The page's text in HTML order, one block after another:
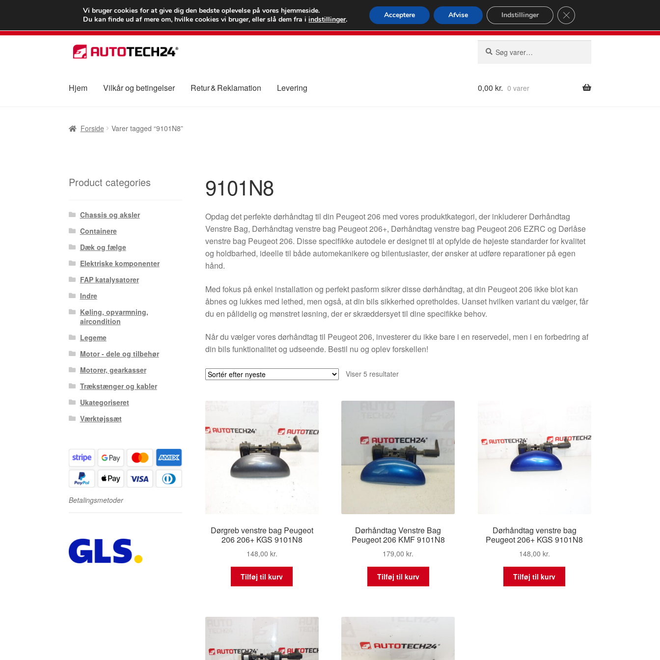
LEVERING fra 55 kr.
FEDEX verdensomspændende forsendelse
80 82 72 02Man-fre 9-16
Spring
til
Spring
til
efter:
Hjem Vilkår og betingelser Retur & Reklamation Levering 0,00 kr. 0 varer
Forside Varer tagged “9101N8”
9101N8
Opdag det perfekte dørhåndtag til din Peugeot 206 med vores produktkategori, der inkluderer Dørhåndtag
Venstre Bag, Dørhåndtag venstre bag Peugeot 206+, Dørhåndtag venstre bag Peugeot 206 EZRC og Dørlåse
venstre bag Peugeot 206. Disse specifikke autodele er designet til at opfylde de højeste standarder for kvalitet
og holdbarhed, ideelle til både automekanikere og bilentusiaster, der ønsker at udføre reparationer på egen
hånd.
Med fokus på enkel installation og perfekt pasform sikrer disse dørhåndtag, at din Peugeot 206 ikke blot kan
åbnes og lukkes med lethed, men også, at din bils sikkerhed opretholdes. Uanset hvilken variant du vælger, får
du en pålidelig og mønstret løsning, der er skræddersyet til dine specifikke behov.
Når du vælger vores dørhåndtag til Peugeot 206, investerer du ikke bare i en reservedel, men i en forbedring af
din bils funktionalitet og udseende. Bestil nu og oplev forskellen!
Viser 5 resultaterSorteret
Dørgreb venstre bag Peugeot
206 206+ KGS 9101N8
148,00 kr.
Tilføj til kurv
Dørhåndtag Venstre Bag
Peugeot 206 KMF 9101N8
179,00kr.
Tilføj til kurv
Dørhåndtag venstre bag
Peugeot 206+ KGS 9101N8
148,00 kr.
Tilføj til kurv
Product categories
Chassis og aksler
Containere
Dæk og fælge
Elektriske komponenter
FAP katalysatorer
Indre
Køling, opvarmning,
aircondition
Legeme
Motor - dele og tilbehør
Motorer, gearkasser
Trækstænger og kabler
Ukategoriseret
Værktøjssæt
Betalingsmetoder
Vi bruger cookies for at give dig den bedste oplevelse på vores hjemmeside.
Du kan finde ud af mere om, hvilke cookies vi bruger, eller slå dem fra iindstillinger. Acceptere Afvise Indstillinger Close GDPR Cookie Banner